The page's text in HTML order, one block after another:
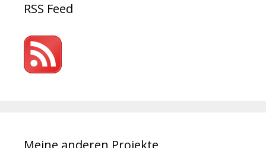
RSS Feed
Meine anderen Projekte